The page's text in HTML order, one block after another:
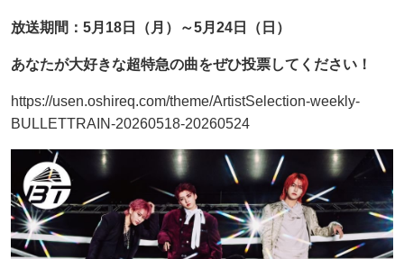
放送期間：5月18日（月）～5月24日（日）
あなたが大好きな超特急の曲をぜひ投票してください！
https://usen.oshireq.com/theme/ArtistSelection-weekly-
BULLETTRAIN-20260518-20260524